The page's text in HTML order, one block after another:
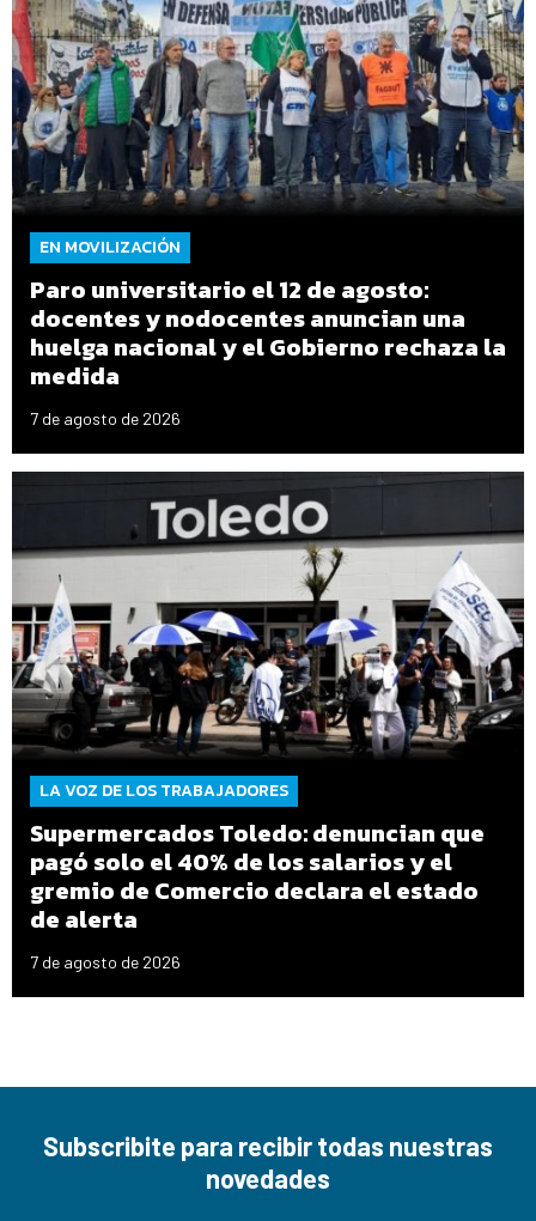
EN MOVILIZACIÓN
Paro universitario el 12 de agosto:
docentes y nodocentes anuncian una
huelga nacional y el Gobierno rechaza la
medida
7 de agosto de 2026
LA VOZ DE LOS TRABAJADORES
Supermercados Toledo: denuncian que
pagó solo el 40% de los salarios y el
gremio de Comercio declara el estado
de alerta
7 de agosto de 2026
Subscribite para recibir todas nuestras
novedades